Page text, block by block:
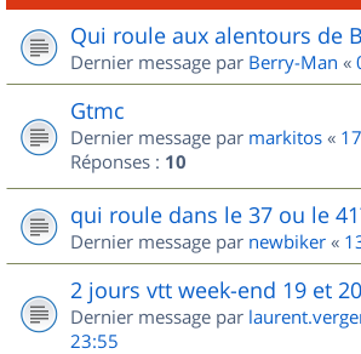
Qui roule aux alentours de
Dernier message par Berry-Man «
Gtmc
Dernier message par markitos «
Réponses : 10
qui roule dans le 37 ou le
Dernier message par newbiker «
2 jours vtt week-end 19 et
Dernier message par
23:55